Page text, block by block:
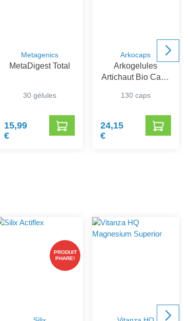
Metagenics
MetaDigest Total
30 gélules
15,99
€
Arkocaps
Arkogelules
Artichaut Bio Caps
130 caps
24,15
€
PRODUIT
PHARE!